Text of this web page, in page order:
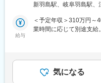
■特徴・強み：
当社の生産ラインのほと
変更の範囲：会社の定め
調達し、取引先との価格
づくりの基盤を支えて
ームマネジメントや業務
とを想定しています。
・各製造装置ごとに必
策定
・取引先・協力会社へ
新羽島駅、岐阜羽島駅、
給与
＜予定年収＞310万円～
業時間に応じて別途支給
て上下する可能性があ
です。 気になる